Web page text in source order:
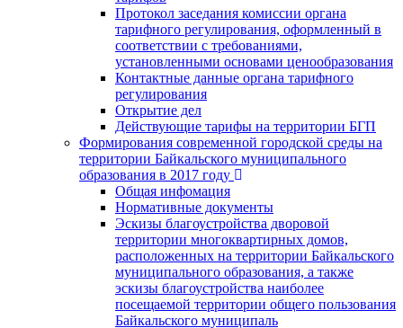
Протокол заседания комиссии органа
тарифного регулирования, оформленный в
соответствии с требованиями,
установленными основами ценообразования
Контактные данные органа тарифного
регулирования
Открытие дел
Действующие тарифы на территории БГП
Формирования современной городской среды на
территории Байкальского муниципального
образования в 2017 году
Общая инфомация
Нормативные документы
Эскизы благоустройства дворовой
территории многоквартирных домов,
расположенных на территории Байкальского
муниципального образования, а также
эскизы благоустройства наиболее
посещаемой территории общего пользования
Байкальского муниципаль